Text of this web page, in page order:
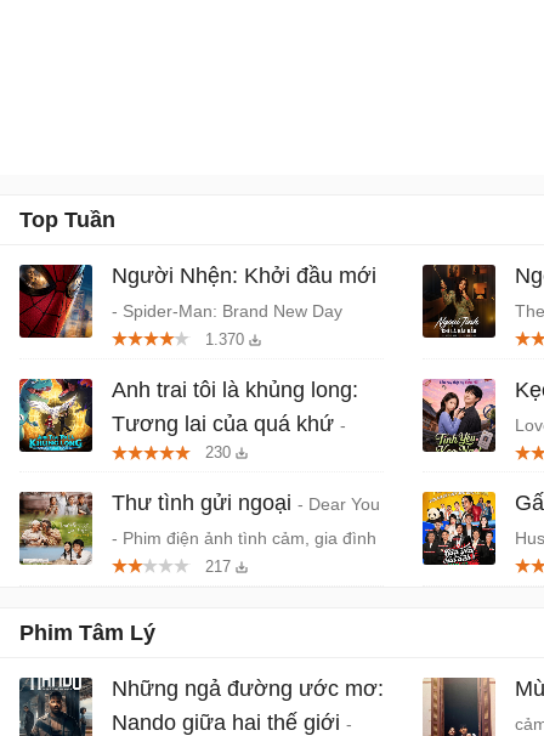
Top Tuần
Người Nhện: Khởi đầu mới
- Spider-Man: Brand New Day
(2026) chiếu rạp
1.370
Anh trai tôi là khủng long:
Tương lai của quá khứ -
Phim anime hành động, thần thoại
Việt chiếu rạp
230
Thư tình gửi ngoại - Dear You
- Phim điện ảnh tình cảm, gia đình
Trung Quốc
217
-
Phim Tâm Lý
Những ngả đường ước mơ:
Nando giữa hai thế giới -